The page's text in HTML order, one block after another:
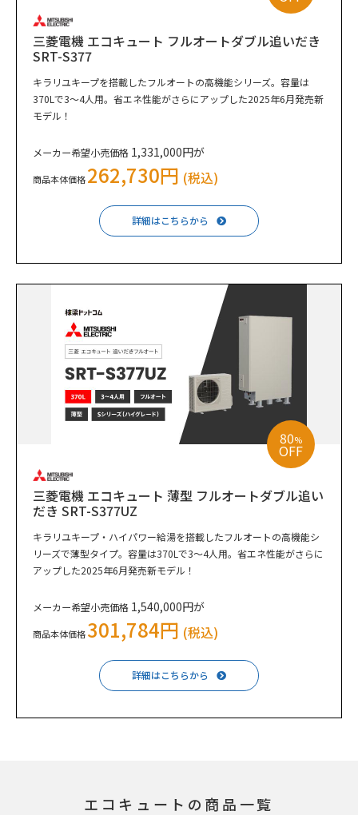
三菱電機 エコキュート フルオートダブル追いだき
SRT-S377
キラリユキープを搭載したフルオートの高機能シリーズ。容量は
370Lで3～4人用。省エネ性能がさらにアップした2025年6月発売新
モデル！
メーカー希望小売価格 1,331,000円が
商品本体価格262,730円 (税込)
詳細はこちらから
80%
OFF
三菱電機 エコキュート 薄型 フルオートダブル追い
だき SRT-S377UZ
キラリユキープ・ハイパワー給湯を搭載したフルオートの高機能シ
リーズで薄型タイプ。容量は370Lで3～4人用。省エネ性能がさらに
アップした2025年6月発売新モデル！
メーカー希望小売価格 1,540,000円が
商品本体価格301,784円 (税込)
詳細はこちらから
エコキュートの商品一覧